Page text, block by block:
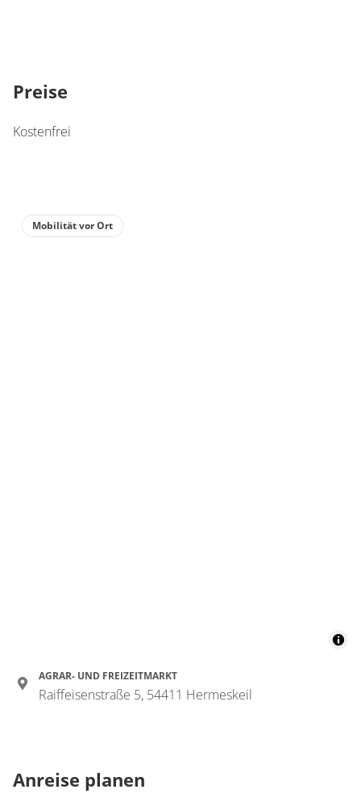
Preise
Kostenfrei
Mobilität vor Ort
AGRAR- UND FREIZEITMARKT
Raiffeisenstraße 5, 54411 Hermeskeil
Anreise planen